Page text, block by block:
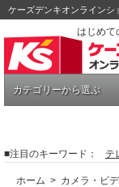
ケーズデンキオンラインシ
はじめて
カテゴリーから選ぶ
■注目のキーワード： テ
ホーム > カメラ・ビ